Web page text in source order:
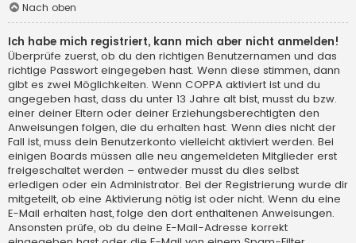
Nach oben
Ich habe mich registriert, kann mich aber nicht anmelden!
Überprüfe zuerst, ob du den richtigen Benutzernamen und das
richtige Passwort eingegeben hast. Wenn diese stimmen, dann
gibt es zwei Möglichkeiten. Wenn COPPA aktiviert ist und du
angegeben hast, dass du unter 13 Jahre alt bist, musst du bzw.
einer deiner Eltern oder deiner Erziehungsberechtigten den
Anweisungen folgen, die du erhalten hast. Wenn dies nicht der
Fall ist, muss dein Benutzerkonto vielleicht aktiviert werden. Bei
einigen Boards müssen alle neu angemeldeten Mitglieder erst
freigeschaltet werden – entweder musst du dies selbst
erledigen oder ein Administrator. Bei der Registrierung wurde dir
mitgeteilt, ob eine Aktivierung nötig ist oder nicht. Wenn du eine
E-Mail erhalten hast, folge den dort enthaltenen Anweisungen.
Ansonsten prüfe, ob du deine E-Mail-Adresse korrekt